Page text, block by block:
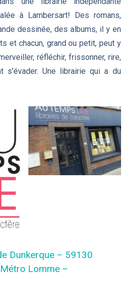
à Lambersart! Des romans,
dessinée, des albums, il y en
et chacun, grand ou petit, peut y
réfléchir, frissonner, rire,
s’évader. Une librairie qui a du
Dunkerque – 59130
Lomme –